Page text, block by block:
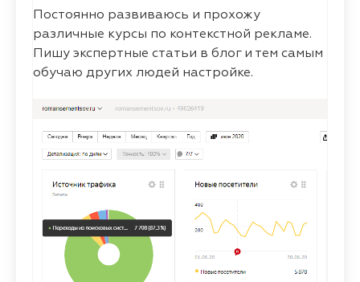
Постоянно развиваюсь и прохожу
различные курсы по контекстной рекламе.
Пишу экспертные статьи в блог и тем самым
обучаю других людей настройке.